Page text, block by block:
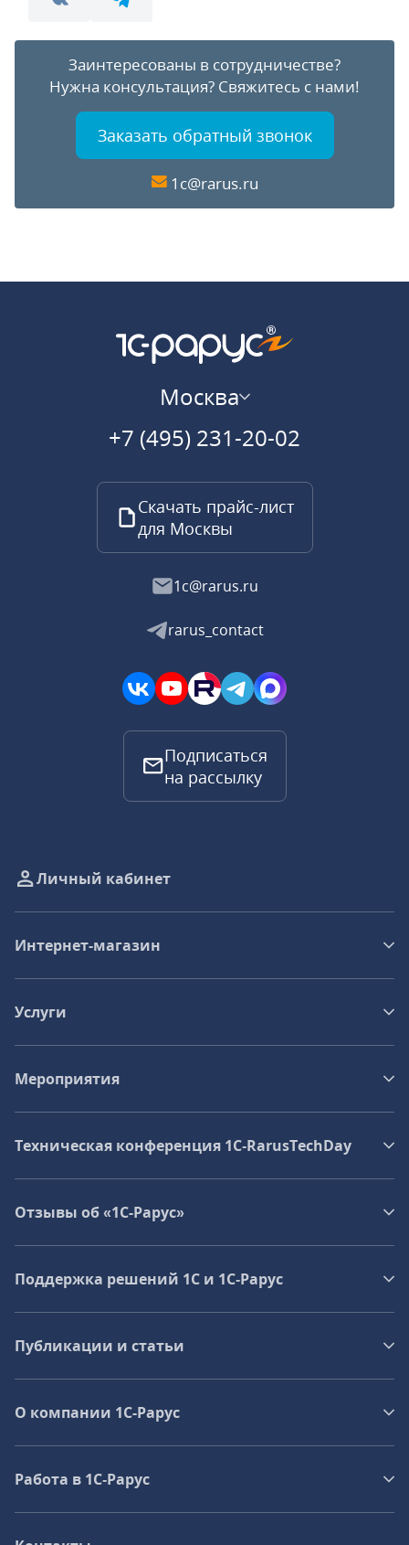
Заинтересованы в сотрудничестве?
Нужна консультация? Свяжитесь с нами!
Заказать обратный звонок
1c@rarus.ru
Москва
+7 (495) 231-20-02
Скачать прайс-лист
для Москвы
1c@rarus.ru
rarus_contact
Подписаться
на рассылку
Личный кабинет
Интернет-магазин
Услуги
Мероприятия
Техническая конференция 1C‑RarusTechDay
Отзывы об «1С-Рарус»
Поддержка решений 1С и 1С‑Рарус
Публикации и статьи
О компании 1C-Рарус
Работа в 1С‑Рарус